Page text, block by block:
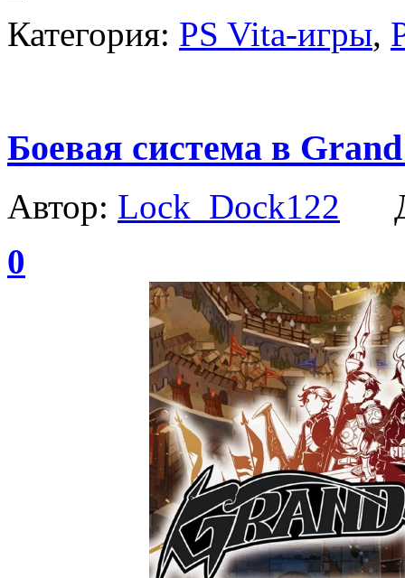
Категория: PS Vita-игры,
Боевая система в
Автор: Lock_Dock122
0